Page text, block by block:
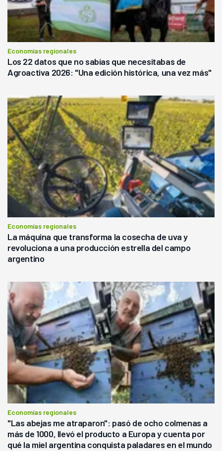
Economías regionales
Los 22 datos que no sabías que necesitabas de
Agroactiva 2026: "Una edición histórica, una vez más"
Economías regionales
La máquina que transforma la cosecha de uva y
revoluciona a una producción estrella del campo
argentino
Economías regionales
"Las abejas me atraparon": pasó de ocho colmenas a
más de 1000, llevó el producto a Europa y cuenta por
qué la miel argentina conquista paladares en el mundo